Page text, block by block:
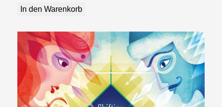
In den Warenkorb